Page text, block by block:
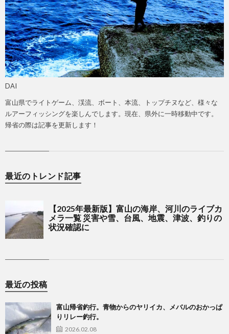
DAI
富山県でライトゲーム、渓流、ボート、本流、トップチヌなど、様々な
ルアーフィッシングを楽しんでします。現在、県外に一時移動中です。
帰省の際は記事を更新します！
最近のトレンド記事
最近の投稿
富山帰省釣行。青物からのヤリイカ、メバルのおかっぱ
りリレー釣行。
2026.02.08